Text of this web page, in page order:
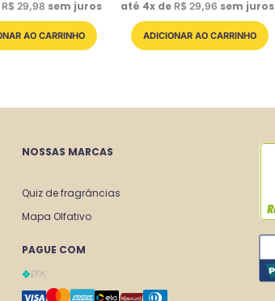
R$ 29,98 sem juros até 4x de R$ 29,96 sem juros
NOSSAS MARCAS
Quiz de fragrâncias
Mapa Olfativo
PAGUE COM